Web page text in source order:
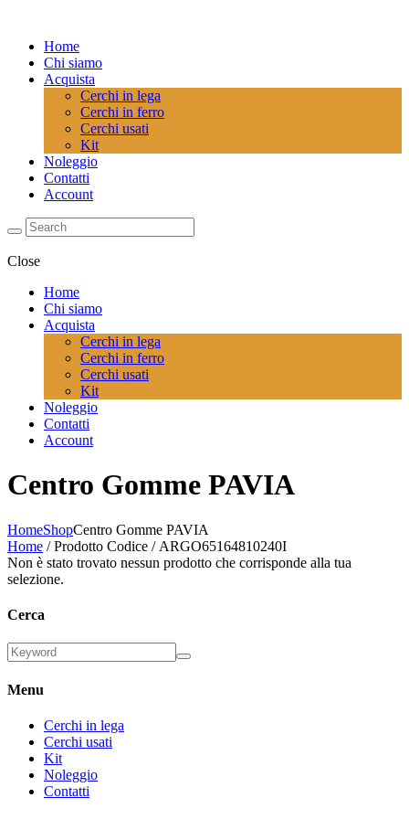
Home
Chi siamo
Acquista
Cerchi in lega
Cerchi in ferro
Cerchi usati
Kit
Noleggio
Contatti
Account
Close
Home
Chi siamo
Acquista
Cerchi in lega
Cerchi in ferro
Cerchi usati
Kit
Noleggio
Contatti
Account
Centro Gomme PAVIA
HomeShopCentro Gomme PAVIA
Home / Prodotto Codice / ARGO65164810240I
Non è stato trovato nessun prodotto che corrisponde alla tua
selezione.
Cerca
Menu
Cerchi in lega
Cerchi usati
Kit
Noleggio
Contatti